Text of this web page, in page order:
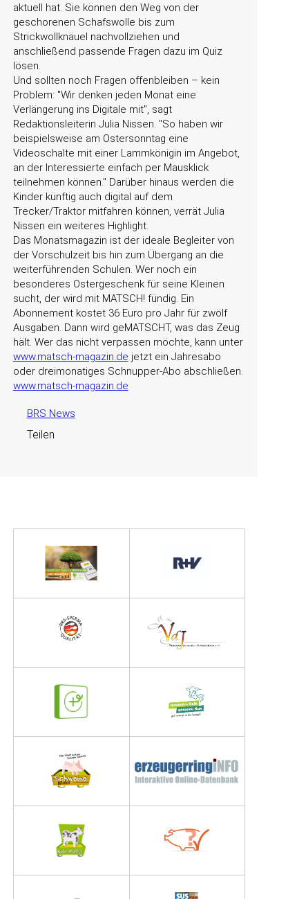
aktuell hat. Sie können den Weg von der
geschorenen Schafswolle bis zum
Strickwollknäuel nachvollziehen und
anschließend passende Fragen dazu im Quiz
lösen.
Und sollten noch Fragen offenbleiben – kein
Problem: Wir denken jeden Monat eine
Verlängerung ins Digitale mit , sagt
Redaktionsleiterin Julia Nissen.
So haben wir
beispielsweise am Ostersonntag eine
Videoschalte mit einer Lammkönigin im Angebot,
an der Interessierte einfach per Mausklick
teilnehmen können. Darüber hinaus werden die
Kinder künftig auch digital auf dem
Trecker/Traktor mitfahren können, verrät Julia
Nissen ein weiteres Highlight.
Das Monatsmagazin ist der ideale Begleiter von
der Vorschulzeit bis hin zum Übergang an die
weiterführenden Schulen. Wer noch ein
besonderes Ostergeschenk für seine Kleinen
sucht, der wird mit MATSCH! fündig. Ein
Abonnement kostet 36 Euro pro Jahr für zwölf
Ausgaben. Dann wird geMATSCHT, was das Zeug
hält. Wer das nicht verpassen möchte, kann unter
www.matsch-magazin.de jetzt ein Jahresabo
oder dreimonatiges Schnupper-Abo abschließen.
www.matsch-magazin.de
BRS News
Teilen